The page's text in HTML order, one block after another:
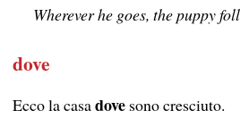
Wherever he goes, the puppy
dove
Ecco la casadove sono cresciuto.